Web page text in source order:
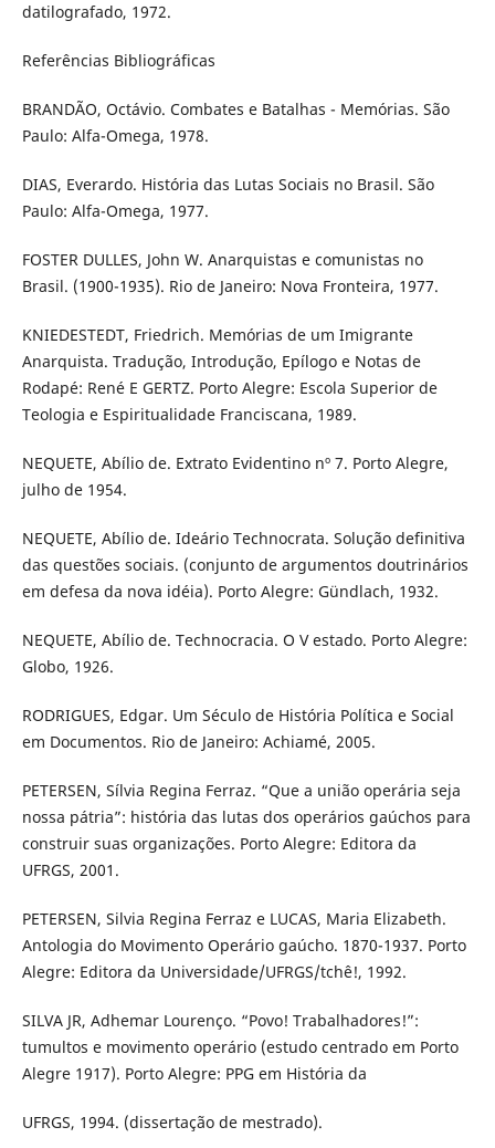
datilografado, 1972.
Referências Bibliográficas
BRANDÃO, Octávio. Combates e Batalhas - Memórias. São
Paulo: Alfa-Omega, 1978.
DIAS, Everardo. História das Lutas Sociais no Brasil. São
Paulo: Alfa-Omega, 1977.
FOSTER DULLES, John W. Anarquistas e comunistas no
Brasil. (1900-1935). Rio de Janeiro: Nova Fronteira, 1977.
KNIEDESTEDT, Friedrich. Memórias de um Imigrante
Anarquista. Tradução, Introdução, Epílogo e Notas de
Rodapé: René E GERTZ. Porto Alegre: Escola Superior de
Teologia e Espiritualidade Franciscana, 1989.
NEQUETE, Abílio de. Extrato Evidentino nº 7. Porto Alegre,
julho de 1954.
NEQUETE, Abílio de. Ideário Technocrata. Solução definitiva
das questões sociais. (conjunto de argumentos doutrinários
em defesa da nova idéia). Porto Alegre: Gündlach, 1932.
NEQUETE, Abílio de. Technocracia. O V estado. Porto Alegre:
Globo, 1926.
RODRIGUES, Edgar. Um Século de História Política e Social
em Documentos. Rio de Janeiro: Achiamé, 2005.
PETERSEN, Sílvia Regina Ferraz. “Que a união operária seja
nossa pátria”: história das lutas dos operários gaúchos para
construir suas organizações. Porto Alegre: Editora da
UFRGS, 2001.
PETERSEN, Silvia Regina Ferraz e LUCAS, Maria Elizabeth.
Antologia do Movimento Operário gaúcho. 1870-1937. Porto
Alegre: Editora da Universidade/UFRGS/tchê!, 1992.
SILVA JR, Adhemar Lourenço. “Povo! Trabalhadores!”:
tumultos e movimento operário (estudo centrado em Porto
Alegre 1917). Porto Alegre: PPG em História da
UFRGS, 1994. (dissertação de mestrado).